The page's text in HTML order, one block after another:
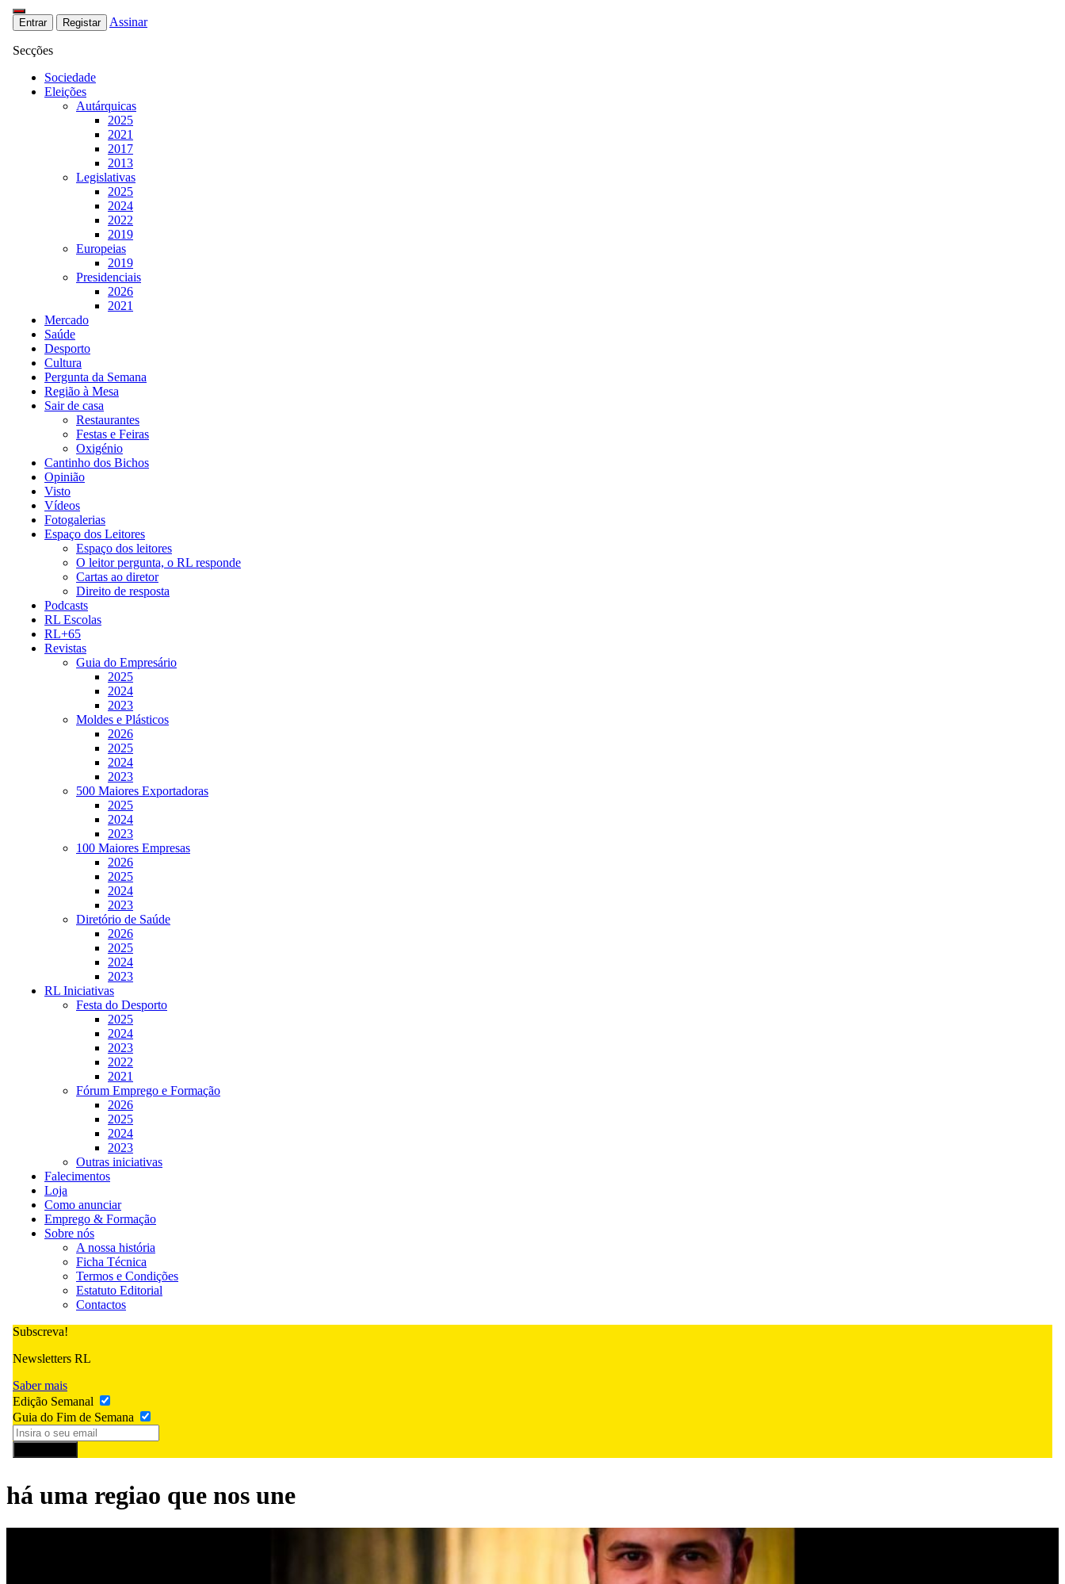
Entrar Registar Assinar
Secções
Sociedade
Eleições
Autárquicas
2025
2021
2017
2013
Legislativas
2025
2024
2022
2019
Europeias
2019
Presidenciais
2026
2021
Mercado
Saúde
Desporto
Cultura
Pergunta da Semana
Região à Mesa
Sair de casa
Restaurantes
Festas e Feiras
Oxigénio
Cantinho dos Bichos
Opinião
Visto
Vídeos
Fotogalerias
Espaço dos Leitores
Espaço dos leitores
O leitor pergunta, o RL responde
Cartas ao diretor
Direito de resposta
Podcasts
RL Escolas
RL+65
Revistas
Guia do Empresário
2025
2024
2023
Moldes e Plásticos
2026
2025
2024
2023
500 Maiores Exportadoras
2025
2024
2023
100 Maiores Empresas
2026
2025
2024
2023
Diretório de Saúde
2026
2025
2024
2023
RL Iniciativas
Festa do Desporto
2025
2024
2023
2022
2021
Fórum Emprego e Formação
2026
2025
2024
2023
Outras iniciativas
Falecimentos
Loja
Como anunciar
Emprego & Formação
Sobre nós
A nossa história
Ficha Técnica
Termos e Condições
Estatuto Editorial
Contactos
Subscreva!
Newsletters RL
Saber mais
Edição Semanal
Guia do Fim de Semana
há uma regiao que nos une